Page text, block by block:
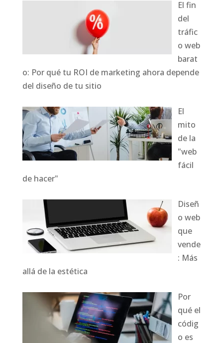
El fin
del
tráfic
o web
barat
o: Por qué tu ROI de marketing ahora depende
del diseño de tu sitio
El
mito
de la
"web
fácil
de hacer"
Diseñ
o web
que
vende
: Más
allá de la estética
Por
qué el
códig
o es